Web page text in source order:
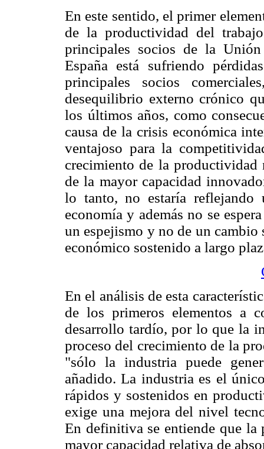
En este sentido, el primer
de la productividad del
principales socios de la
España está sufriendo
principales socios
desequilibrio externo crónico
los últimos años, como
causa de la crisis económica
ventajoso para la
crecimiento de la
de la mayor capacidad
lo tanto, no estaría reflejando
economía y además no se
un espejismo y no de un
económico sostenido a largo
En el análisis de esta
de los primeros elementos a
desarrollo tardío, por lo que la
proceso del crecimiento de la
"sólo la industria puede
añadido. La industria es el
rápidos y sostenidos en
exige una mejora del nivel
En definitiva se entiende que la
mayor capacidad relativa de